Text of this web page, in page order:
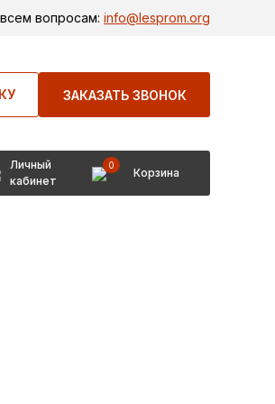
вопросам: info@lesprom.org
ЗАКАЗАТЬ ЗВОНОК
Личный
кабинет
0
Корзина